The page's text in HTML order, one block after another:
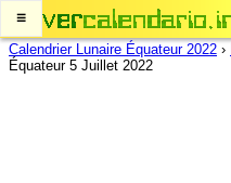
≡
Calendrier Lunaire Équateur 2022 ›
Équateur 5 Juillet 2022